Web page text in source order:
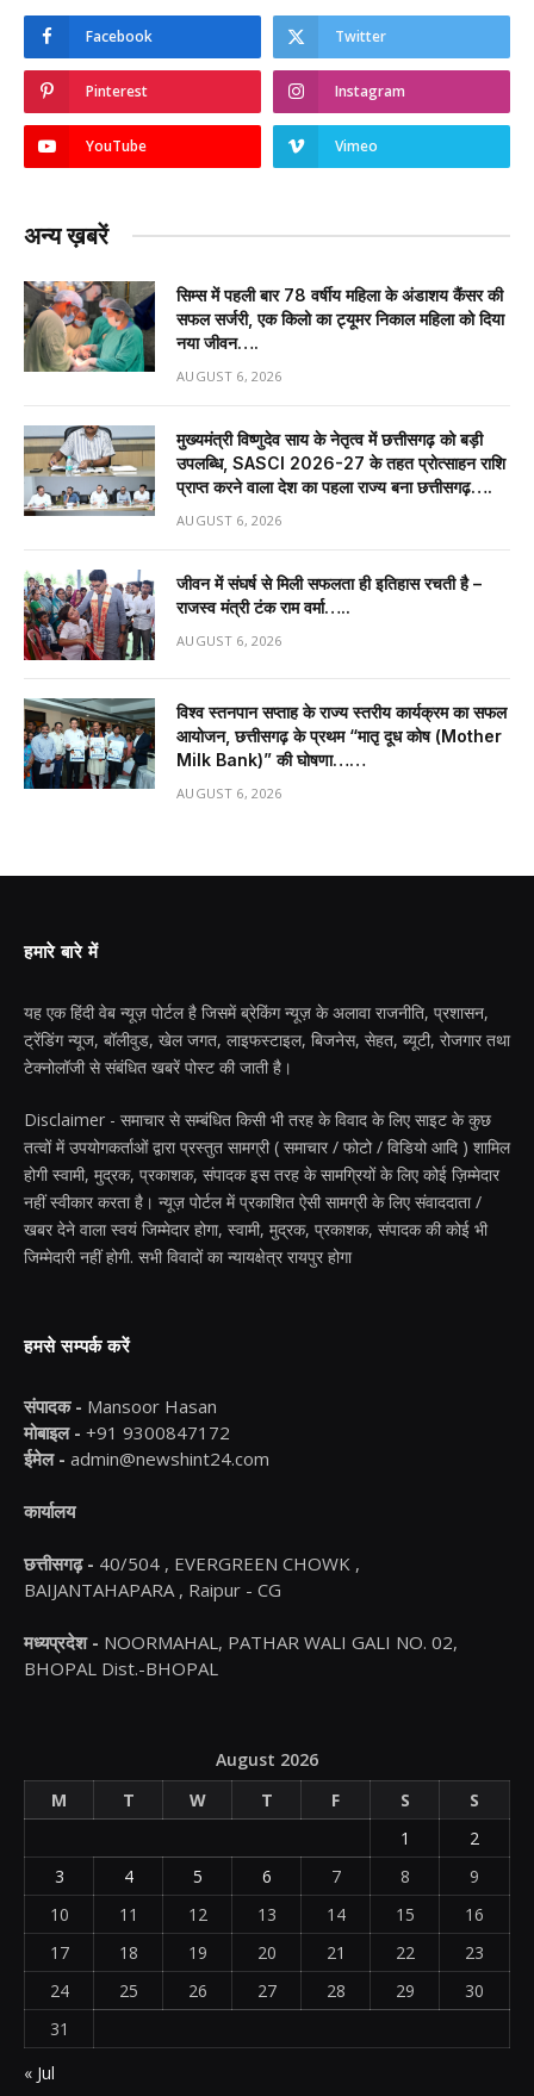
Facebook Twitter
Pinterest Instagram
YouTube Vimeo
अन्य ख़बरें
सिम्स में पहली बार 78 वर्षीय महिला के अंडाशय कैंसर की
सफल सर्जरी, एक किलो का ट्यूमर निकाल महिला को दिया
नया जीवन….
AUGUST 6, 2026
मुख्यमंत्री विष्णुदेव साय के नेतृत्व में छत्तीसगढ़ को बड़ी
उपलब्धि, SASCI 2026-27 के तहत प्रोत्साहन राशि
प्राप्त करने वाला देश का पहला राज्य बना छत्तीसगढ़….
AUGUST 6, 2026
जीवन में संघर्ष से मिली सफलता ही इतिहास रचती है –
राजस्व मंत्री टंक राम वर्मा…..
AUGUST 6, 2026
विश्व स्तनपान सप्ताह के राज्य स्तरीय कार्यक्रम का सफल
आयोजन, छत्तीसगढ़ के प्रथम “मातृ दूध कोष (Mother
Milk Bank)” की घोषणा……
AUGUST 6, 2026
हमारे बारे में
यह एक हिंदी वेब न्यूज़ पोर्टल है जिसमें ब्रेकिंग न्यूज़ के अलावा राजनीति, प्रशासन,
ट्रेंडिंग न्यूज, बॉलीवुड, खेल जगत, लाइफस्टाइल, बिजनेस, सेहत, ब्यूटी, रोजगार तथा
टेक्नोलॉजी से संबंधित खबरें पोस्ट की जाती है।
Disclaimer - समाचार से सम्बंधित किसी भी तरह के विवाद के लिए साइट के कुछ
तत्वों में उपयोगकर्ताओं द्वारा प्रस्तुत सामग्री ( समाचार / फोटो / विडियो आदि ) शामिल
होगी स्वामी, मुद्रक, प्रकाशक, संपादक इस तरह के सामग्रियों के लिए कोई ज़िम्मेदार
नहीं स्वीकार करता है। न्यूज़ पोर्टल में प्रकाशित ऐसी सामग्री के लिए संवाददाता /
खबर देने वाला स्वयं जिम्मेदार होगा, स्वामी, मुद्रक, प्रकाशक, संपादक की कोई भी
जिम्मेदारी नहीं होगी. सभी विवादों का न्यायक्षेत्र रायपुर होगा
हमसे सम्पर्क करें
संपादक - Mansoor Hasan
मोबाइल - +91 9300847172
ईमेल - admin@newshint24.com
कार्यालय
छत्तीसगढ़ - 40/504 , EVERGREEN CHOWK ,
BAIJANTAHAPARA , Raipur - CG
मध्यप्रदेश - NOORMAHAL, PATHAR WALI GALI NO. 02,
BHOPAL Dist.-BHOPAL
August 2026
M
T W T F S
S
1
2
3
4 5 6 7 8
9
10
11 12 13 14 15
16
17
18 19 20 21 22
23
24
25 26 27 28 29
30
31
« Jul